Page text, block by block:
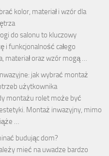
kolor, materiał i wzór dla
do salonu to kluczowy
i funkcjonalność całego
materiał oraz wzór mogą …
jak wybrać montaż
użytkownika
montażu rolet może być
Montaż inwazyjny, mimo
…
budując dom?
mieć na uwadze bardzo